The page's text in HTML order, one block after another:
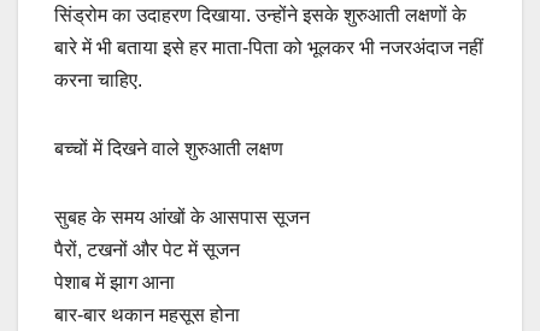
सिंड्रोम का उदाहरण दिखाया. उन्होंने इसके शुरुआती लक्षणों के
बारे में भी बताया इसे हर माता-पिता को भूलकर भी नजरअंदाज नहीं
करना चाहिए.
बच्चों में दिखने वाले शुरुआती लक्षण
सुबह के समय आंखों के आसपास सूजन
पैरों, टखनों और पेट में सूजन
पेशाब में झाग आना
बार-बार थकान महसूस होना